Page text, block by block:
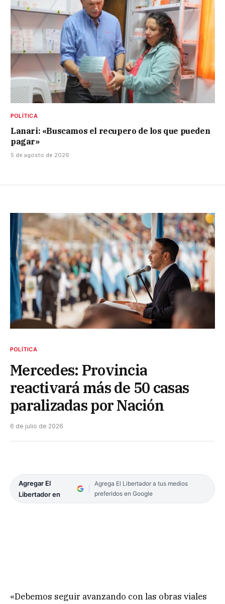
POLÍTICA
Lanari: «Buscamos el recupero de los que pueden
pagar»
5 de agosto de 2026
POLÍTICA
Mercedes: Provincia
reactivará más de 50 casas
paralizadas por Nación
6 de julio de 2026
Agregar El
Libertador en
Agrega El Libertador a tus medios
preferidos en Google
«Debemos seguir avanzando con las obras viales